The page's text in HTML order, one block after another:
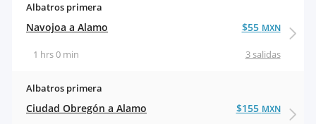
Albatros primera
Navojoa a Alamo
3 salidas
1 hrs 0 min
$55 MXN
Albatros primera
Ciudad Obregón a Alamo $155 MXN